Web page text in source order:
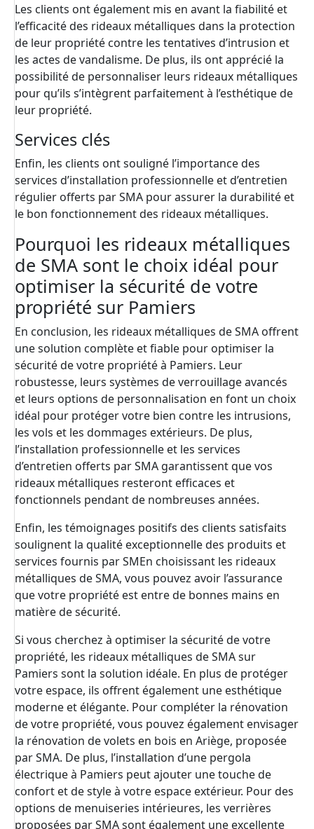
Les clients ont également mis en avant la fiabilité et
l’efficacité des rideaux métalliques dans la protection
de leur propriété contre les tentatives d’intrusion et
les actes de vandalisme. De plus, ils ont apprécié la
possibilité de personnaliser leurs rideaux métalliques
pour qu’ils s’intègrent parfaitement à l’esthétique de
leur propriété.
Services clés
Enfin, les clients ont souligné l’importance des
services d’installation professionnelle et d’entretien
régulier offerts par SMA pour assurer la durabilité et
le bon fonctionnement des rideaux métalliques.
Pourquoi les rideaux métalliques
de SMA sont le choix idéal pour
optimiser la sécurité de votre
propriété sur Pamiers
En conclusion, les rideaux métalliques de SMA offrent
une solution complète et fiable pour optimiser la
sécurité de votre propriété à Pamiers. Leur
robustesse, leurs systèmes de verrouillage avancés
et leurs options de personnalisation en font un choix
idéal pour protéger votre bien contre les intrusions,
les vols et les dommages extérieurs. De plus,
l’installation professionnelle et les services
d’entretien offerts par SMA garantissent que vos
rideaux métalliques resteront efficaces et
fonctionnels pendant de nombreuses années.
Enfin, les témoignages positifs des clients satisfaits
soulignent la qualité exceptionnelle des produits et
services fournis par SMEn choisissant les rideaux
métalliques de SMA, vous pouvez avoir l’assurance
que votre propriété est entre de bonnes mains en
matière de sécurité.
Si vous cherchez à optimiser la sécurité de votre
propriété, les rideaux métalliques de SMA sur
Pamiers sont la solution idéale. En plus de protéger
votre espace, ils offrent également une esthétique
moderne et élégante. Pour compléter la rénovation
de votre propriété, vous pouvez également envisager
la rénovation de volets en bois en Ariège, proposée
par SMA. De plus, l’installation d’une pergola
électrique à Pamiers peut ajouter une touche de
confort et de style à votre espace extérieur. Pour des
options de menuiseries intérieures, les verrières
proposées par SMA sont également une excellente